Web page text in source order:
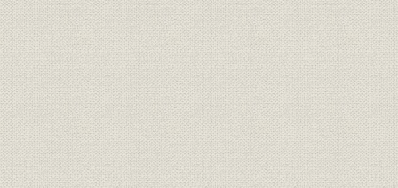
表4-17 預金部地方資金融通状況
表4-18 郵便貯金・金銭信託残高の推移
表4-19 普通銀行異動状況
表4-20 主要銀行の配当率
表4-21 震災手形善後処理法による政府貸付とその回収状況